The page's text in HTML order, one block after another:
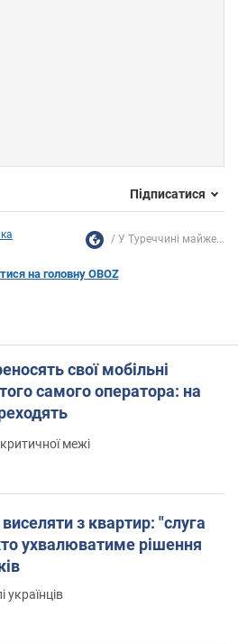
Підписатися
У Туреччині майже...
на головну OBOZ
свої мобільні
самого оператора: на
межі
з квартир: "слуга
ухвалюватиме рішення
українців